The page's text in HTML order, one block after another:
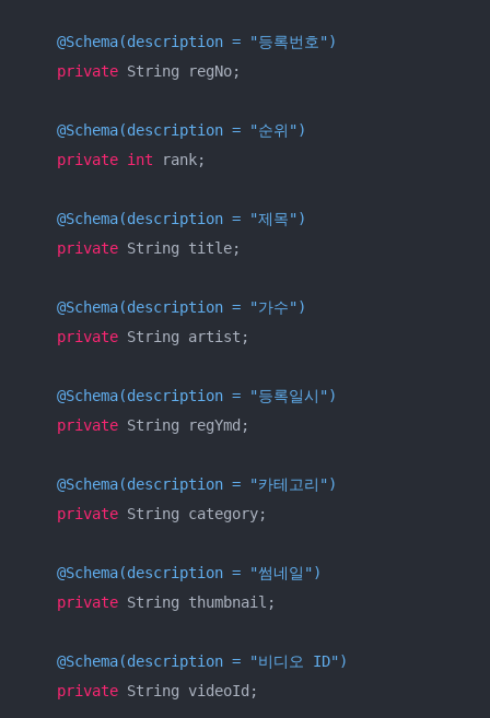
@Schema(description = "등록번호")
private String regNo;
@Schema(description = "순위")
private int rank;
@Schema(description = "제목")
private String title;
@Schema(description = "가수")
private String artist;
@Schema(description = "등록일시")
private String regYmd;
@Schema(description = "카테고리")
private String category;
@Schema(description = "썸네일")
private String thumbnail;
@Schema(description = "비디오 ID")
private String videoId;